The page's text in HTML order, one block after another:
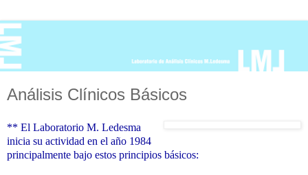
Análisis Clínicos Básicos
** El Laboratorio M. Ledesma
inicia su actividad en el año 1984
principalmente bajo estos principios básicos: